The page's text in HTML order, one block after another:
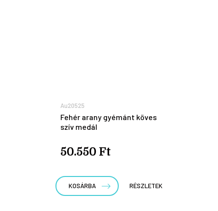
Au20525
Fehér arany gyémánt köves
szív medál
50.550 Ft
KOSÁRBA RÉSZLETEK